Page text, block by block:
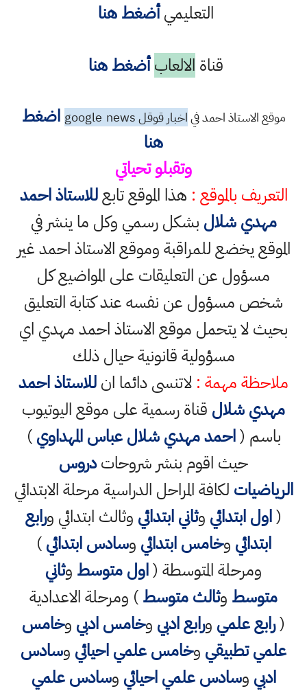
التعليميأضغط هنا
قناة الالعاب أضغط هنا
موقع الاستاذ احمد فياخبار قوقل googlenews
اضغط
هنا
وتقبلو تحياتي
التعريف بالموقع : هذا الموقع تابعللاستاذ احمد
مهدي شلال بشكل رسمي وكل ما ينشر في
الموقع يخضع للمراقبة وموقع الاستاذ احمد غير
مسؤول عن التعليقات على المواضيع كل
شخص مسؤول عن نفسه عند كتابة التعليق
بحيث لا يتحمل موقع الاستاذ احمد مهدي اي
مسؤولية قانونية حيال ذلك
ملاحظة مهمة : لاتنسى دائما انللاستاذ احمد
مهدي شلال قناة رسمية على موقع اليوتيوب
باسم (احمد مهدي شلال عباس المهداوي)
حيث اقوم بنشر شروحاتدروس
الرياضيات لكافة المراحل الدراسية مرحلة الابتدائي
(اول ابتدائي وثاني ابتدائي وثالث ابتدائي ورابع
ابتدائي وخامس ابتدائي وسادس ابتدائي)
ومرحلة المتوسطة (اول متوسط وثاني
متوسط وثالث متوسط) ومرحلة الاعدادية
(رابع علمي ورابع ادبي وخامس ادبي وخامس
علمي تطبيقي وخامس علمي احيائي وسادس
ادبي وسادس علمي احيائي وسادس علمي